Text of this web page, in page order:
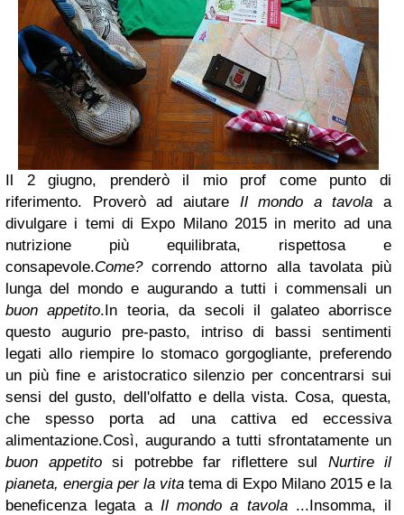
Il 2 giugno, prenderò il mio prof come punto di
riferimento. Proverò ad aiutare Il mondo atavola a
divulgare i temi di Expo Milano 2015 in merito ad una
nutrizione più equilibrata, rispettosa e
consapevole.Come?correndo attorno alla tavolata più
lunga del mondo e augurando a tutti i commensali un
buon appetito.In teoria, da secoli il galateo aborrisce
questo augurio pre-pasto, intriso di bassi sentimenti
legati allo riempire lo stomaco gorgogliante, preferendo
un più fine e aristocratico silenzio per concentrarsi sui
sensi del gusto, dell'olfatto e della vista.Cosa, questa,
che spesso porta ad una cattiva ed eccessiva
alimentazione.Così, augurando a tutti sfrontatamente un
buon appetitosi potrebbe far riflettere sul Nurtire il
pianeta, energia per la vita tema di Expo Milano 2015 e la
beneficenza legata a Il mondo a tavola...Insomma, il